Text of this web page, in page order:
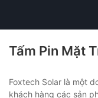
Tấm Pin Mặt
Foxtech Solar là một
khách hàng các sản